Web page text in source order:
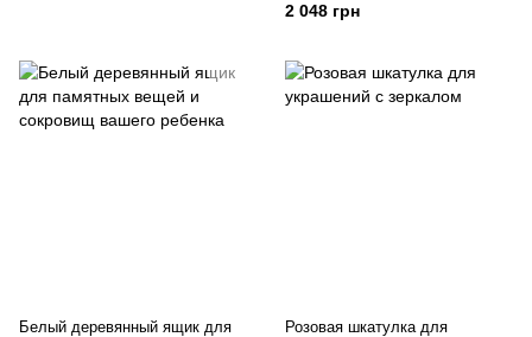
2 048 грн
Белый деревянный ящик для
Розовая шкатулка для